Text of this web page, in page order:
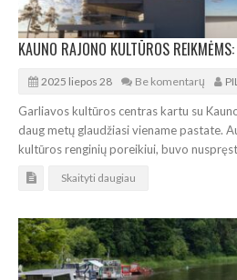
2025 liepos 28 Be komentarų
Garliavos kultūros centras kartu su
daug metų glaudžiasi viename pastate.
kultūros renginių poreikiui, buvo
Skaityti daugiau